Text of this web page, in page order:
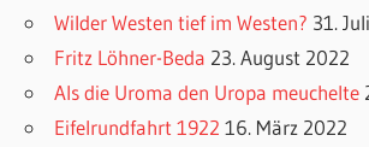
Wilder Westen tief im Westen? 31.
Fritz Löhner-Beda 23. August 2022
Als die Uroma den Uropa meuchelte
Eifelrundfahrt 1922 16. März 2022